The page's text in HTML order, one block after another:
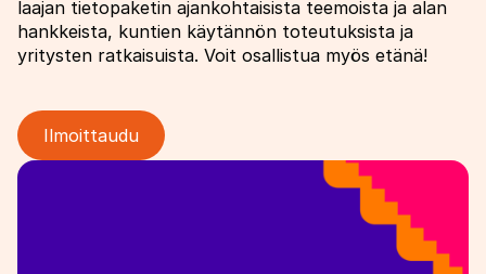
laajan tietopaketin ajankohtaisista teemoista ja alan
hankkeista, kuntien käytännön toteutuksista ja
yritysten ratkaisuista. Voit osallistua myös etänä!
Ilmoittaudu
Image